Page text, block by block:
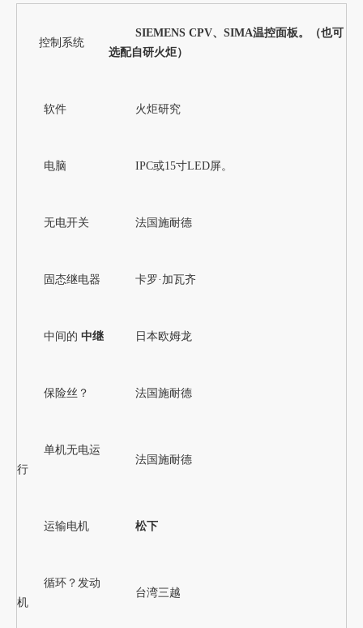
控制系统
SIEMENS CPV、SIMA温控面板。（也可
选配自研火炬）
软件 火炬研究
电脑 IPC或15寸LED屏。
无电开关 法国施耐德
固态继电器 卡罗·加瓦齐
中间的 中继 日本欧姆龙
保险丝？ 法国施耐德
单机无电运
行
法国施耐德
运输电机 松下
循环？发动
机
台湾三越